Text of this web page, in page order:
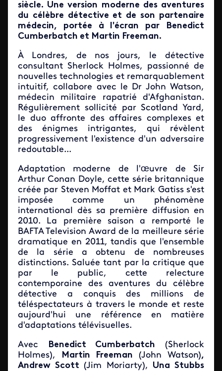
siècle. Une version moderne des aventures
du célèbre détective et de son partenaire
médecin, portée à l'écran par Benedict
Cumberbatch et Martin Freeman.
À Londres, de nos jours, le détective
consultant Sherlock Holmes, passionné de
nouvelles technologies et remarquablement
intuitif, collabore avec le Dr John Watson,
médecin militaire rapatrié d'Afghanistan.
Régulièrement sollicité par Scotland Yard,
le duo affronte des affaires complexes et
des énigmes intrigantes, qui révèlent
progressivement l'existence d'un adversaire
redoutable...
Adaptation moderne de l'œuvre de Sir
Arthur Conan Doyle, cette série britannique
créée par Steven Moffat et Mark Gatiss s'est
imposée comme un phénomène
international dès sa première diffusion en
2010. La première saison a remporté le
BAFTA Television Award de la meilleure série
dramatique en 2011, tandis que l'ensemble
de la série a obtenu de nombreuses
distinctions. Saluée tant par la critique que
par le public, cette relecture
contemporaine des aventures du célèbre
détective a conquis des millions de
téléspectateurs à travers le monde et reste
aujourd'hui une référence en matière
d'adaptations télévisuelles.
Avec Benedict Cumberbatch (Sherlock
Holmes),
Martin Freeman (John Watson),
Andrew Scott (Jim Moriarty),
Una Stubbs